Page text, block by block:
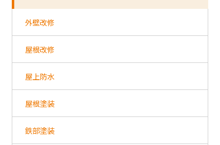
外壁改修
屋根改修
屋上防水
屋根塗装
鉄部塗装